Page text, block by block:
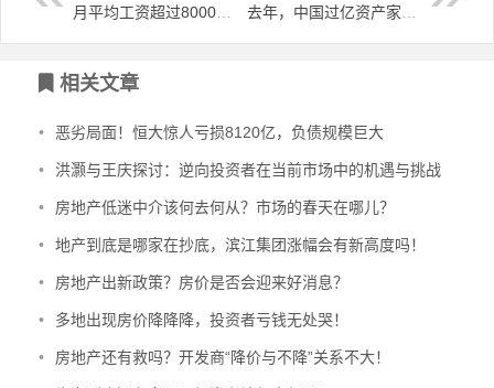
文章导航
相关文章
• 恶劣局面！恒大惊人亏损8120亿，负债规模巨大
• 洪灏与王庆探讨：逆向投资者在当前市场中的机遇与挑战
• 房地产低迷中介该何去何从？市场的春天在哪儿？
• 地产到底是哪家在抄底，滨江集团涨幅会有新高度吗！
• 房地产出新政策？房价是否会迎来好消息？
• 多地出现房价降降降，投资者亏钱无处哭！
• 房地产还有救吗？开发商“降价与不降”关系不大！